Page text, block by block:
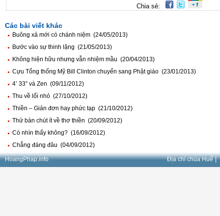
Chia sẻ:
Các bài viết khác
Buông xả mới có chánh niệm (24/05/2013)
Bước vào sự thinh lặng (21/05/2013)
Không hiện hữu nhưng vẫn nhiệm mầu (20/04/2013)
Cựu Tổng thống Mỹ Bill Clinton chuyển sang Phật giáo (23/01/2013)
4’ 33” và Zen (09/11/2012)
Thu về lối nhỏ (27/10/2012)
Thiền – Giản đơn hay phức tạp (21/10/2012)
Thử bàn chút ít về thơ thiền (20/09/2012)
Có nhìn thấy không? (16/09/2012)
Chẳng đáng đâu (04/09/2012)
HoangPhap.info Địa chỉ chùa Huế |